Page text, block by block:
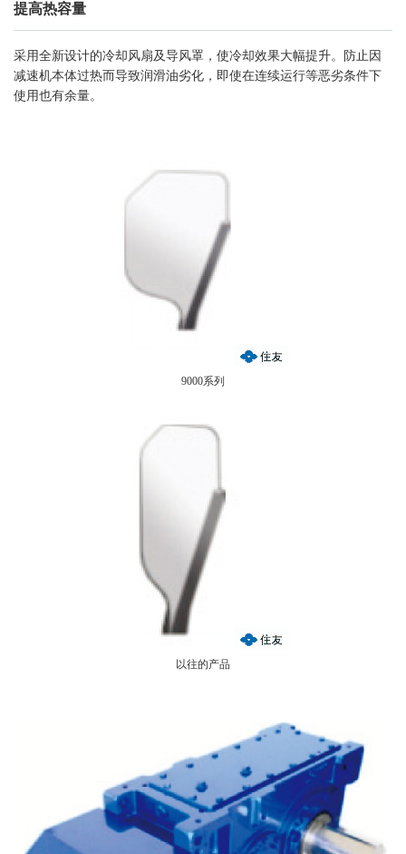
提高热容量
采用全新设计的冷却风扇及导风罩，使冷却效果大幅提升。防止因
减速机本体过热而导致润滑油劣化，即使在连续运行等恶劣条件下
使用也有余量。
9000系列
以往的产品